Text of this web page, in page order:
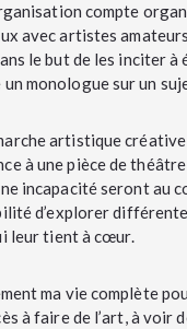
compte
avec artistes
le but de les inciter à
monologue sur un
artistique
à une pièce de
incapacité seront au
d’explorer
leur tient à cœur.
ma vie complète
à faire de l’art, à voir